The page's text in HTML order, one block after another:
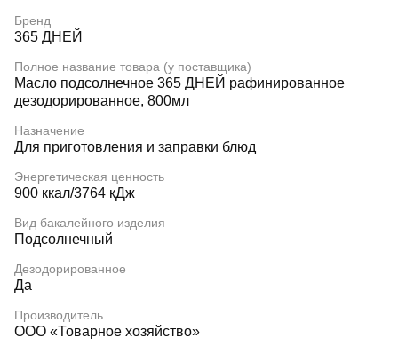
Бренд
365 ДНЕЙ
Полное название товара (у поставщика)
Масло подсолнечное 365 ДНЕЙ рафинированное
дезодорированное, 800мл
Назначение
Для приготовления и заправки блюд
Энергетическая ценность
900 ккал/3764 кДж
Вид бакалейного изделия
Подсолнечный
Дезодорированное
Да
Производитель
ООО «Товарное хозяйство»